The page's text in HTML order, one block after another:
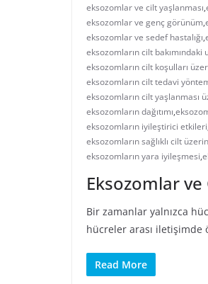
eksozomlar ve cilt yaşlanması,
eksozomlar ve genç görünüm,
eksozomlar ve sedef hastalığı,
eksozomların cilt bakımındaki
eksozomların cilt koşulları
eksozomların cilt tedavi
eksozomların cilt yaşlanması
eksozomların dağıtımı,
eksozomların iyileştirici etkileri
eksozomların sağlıklı cilt
eksozomların yara iyileşmesi,
Eksozomlar
Bir zamanlar yalnızca
hücreler arası iletişimde
Read More